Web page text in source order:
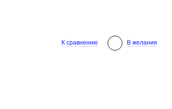
К сравнению В желания